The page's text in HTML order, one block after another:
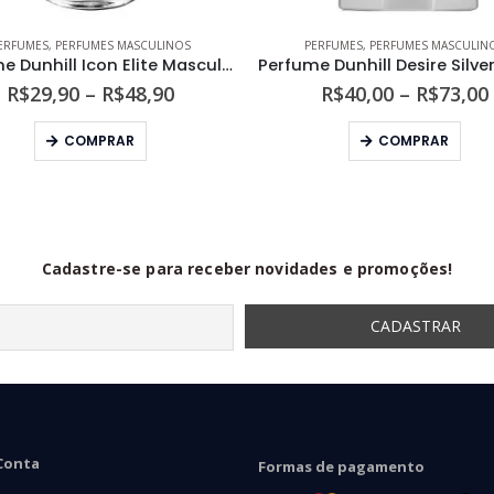
, PERFUMES MASCULINOS
Perfume Dunhill Icon Elite Masculino Eau de Parfum
R$29,90 – R$48,90Faixa
COMPRAR
Este produto tem várias variantes. As opções podem ser escolhidas na página do produto
PERFUMES, PERFUMES
R$40,00 – R$73,00
COMPRAR
Este produto tem várias variantes. As opções podem ser
Cadastre-se para receber novidades e promoções!
Formas de pagamento